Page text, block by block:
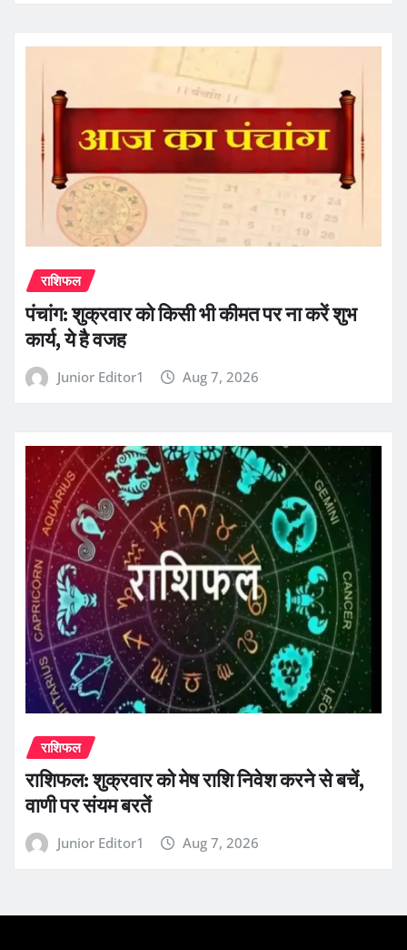
राशिफल
पंचांग: शुक्रवार को किसी भी कीमत पर ना करें शुभ
कार्य, ये है वजह
Junior Editor1 Aug 7, 2026
राशिफल
राशिफल: शुक्रवार को मेष राशि निवेश करने से बचें,
वाणी पर संयम बरतें
Junior Editor1 Aug 7, 2026